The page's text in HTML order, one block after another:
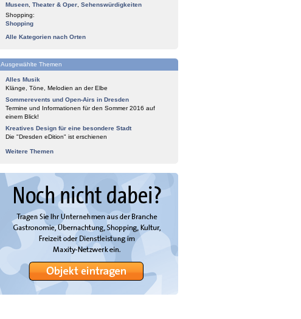
Museen Theater & Oper Sehenswürdigkeiten
Shopping:
Shopping
Alle Kategorien nach Orten
Ausgewählte Themen
Alles Musik
Klänge, Töne, Melodien an der Elbe
Sommerevents und Open-Airs in Dresden
Termine und Informationen für den Sommer 2016 auf
einem Blick!
Kreatives Design für eine besondere Stadt
Die "Dresden eDition" ist erschienen
Weitere Themen